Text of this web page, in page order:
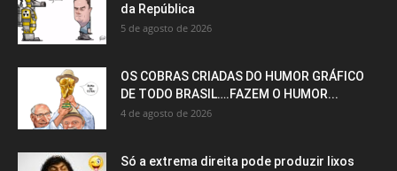
da República
5 de agosto de 2026
OS COBRAS CRIADAS DO HUMOR GRÁFICO
DE TODO BRASIL….FAZEM O HUMOR...
4 de agosto de 2026
Só a extrema direita pode produzir lixos